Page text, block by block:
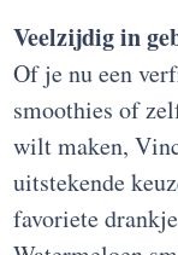
Veelzijdig in
Of je nu een
smoothies of
wilt maken,
uitstekende
favoriete